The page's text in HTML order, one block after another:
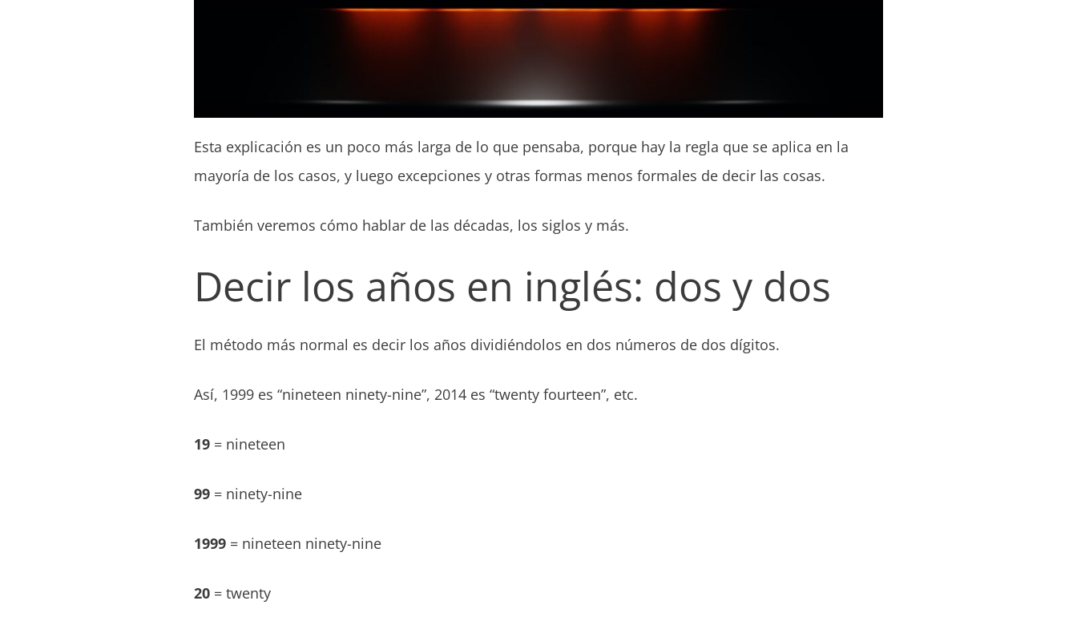
Esta explicación es un poco más larga de lo que pensaba, porque hay la regla que se aplica en la
mayoría de los casos, y luego excepciones y otras formas menos formales de decir las cosas.
También veremos cómo hablar de las décadas, los siglos y más.
Decir los años en inglés: dos y dos
El método más normal es decir los años dividiéndolos en dos números de dos dígitos.
Así, 1999 es “nineteen ninety-nine”, 2014 es “twenty fourteen”, etc.
19 = nineteen
99 = ninety-nine
1999 = nineteen ninety-nine
20 = twenty